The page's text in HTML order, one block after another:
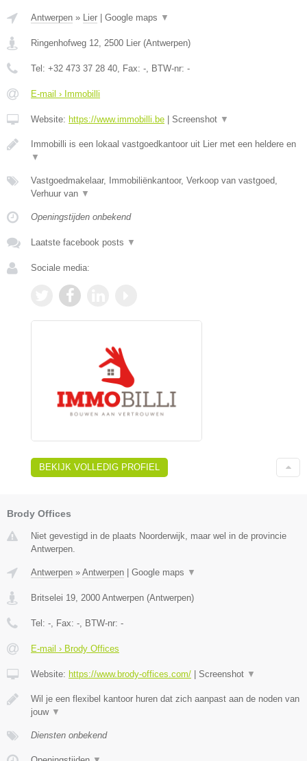
Antwerpen » Lier Google maps ▼
Ringenhofweg 12 2500 Lier (Antwerpen)
Tel: +32 473 37 28 40 , Fax: - , BTW-nr: -
E-mail › Immobilli
Website: https://www.immobilli.be Screenshot ▼
Immobilli is een lokaal vastgoedkantoor uit Lier met een heldere en
▼
Vastgoedmakelaar, Immobiliënkantoor, Verkoop van vastgoed,
Verhuur van ▼
Openingstijden onbekend
Laatste facebook posts ▼
Sociale media:
BEKIJK VOLLEDIG PROFIEL
Brody Offices
Niet gevestigd in de plaats Noorderwijk, maar wel in de provincie
Antwerpen.
Antwerpen » Antwerpen Google maps ▼
Britselei 19, 2000 Antwerpen (Antwerpen)
Tel: -, Fax: -, BTW-nr: -
E-mail › Brody Offices
Website: https://www.brody-offices.com/ Screenshot ▼
Wil je een flexibel kantoor huren dat zich aanpast aan de noden van
jouw ▼
Diensten onbekend